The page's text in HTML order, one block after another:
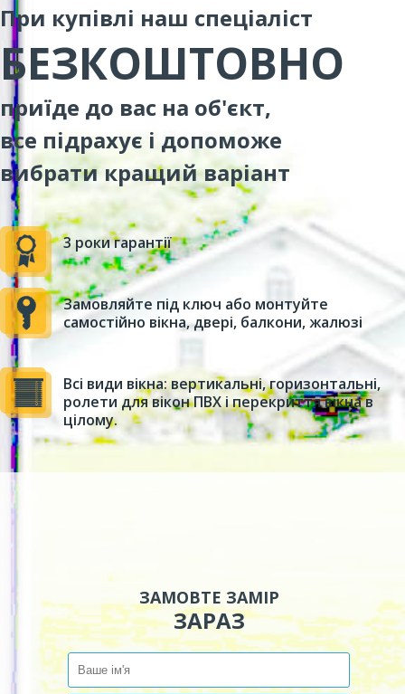
При купівлі наш спеціаліст
БЕЗКОШТОВНО
приїде до вас на об'єкт,
все підрахує і допоможе
вибрати кращий варіант
3 роки гарантії
Замовляйте під ключ або монтуйте
самостійно вікна, двері, балкони, жалюзі
Всі види вікна: вертикальні, горизонтальні,
ролети для вікон ПВХ і перекриття вікна в
цілому.
ЗАМОВТЕ ЗАМІР
ЗАРАЗ